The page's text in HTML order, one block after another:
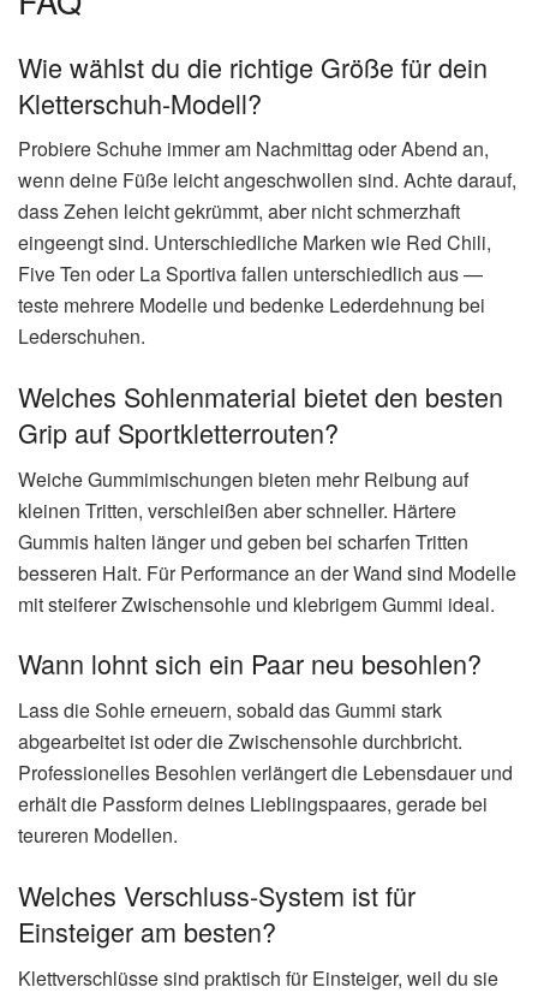
Wie wählst du die richtige Größe für dein
Kletterschuh-Modell?
Probiere Schuhe immer am Nachmittag oder Abend an,
wenn deine Füße leicht angeschwollen sind. Achte darauf,
dass Zehen leicht gekrümmt, aber nicht schmerzhaft
eingeengt sind. Unterschiedliche Marken wie Red Chili,
Five Ten oder La Sportiva fallen unterschiedlich aus —
teste mehrere Modelle und bedenke Lederdehnung bei
Lederschuhen.
Welches Sohlenmaterial bietet den besten
Grip auf Sportkletterrouten?
Weiche Gummimischungen bieten mehr Reibung auf
kleinen Tritten, verschleißen aber schneller. Härtere
Gummis halten länger und geben bei scharfen Tritten
besseren Halt. Für Performance an der Wand sind Modelle
mit steiferer Zwischensohle und klebrigem Gummi ideal.
Wann lohnt sich ein Paar neu besohlen?
Lass die Sohle erneuern, sobald das Gummi stark
abgearbeitet ist oder die Zwischensohle durchbricht.
Professionelles Besohlen verlängert die Lebensdauer und
erhält die Passform deines Lieblingspaares, gerade bei
teureren Modellen.
Welches Verschluss-System ist für
Einsteiger am besten?
Klettverschlüsse sind praktisch für Einsteiger, weil du sie